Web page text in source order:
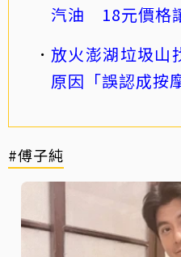
汽油 18元價格
放火澎湖垃圾山
原因「誤認成按
#傅子純